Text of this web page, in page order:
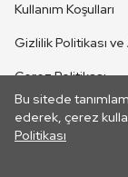
Bu sitede
ederek, çerez
Politikası
CANLI
Kullanım Koşulları
Gizlilik Politikası
Çerez Politikası
İletişim
Her hakkı